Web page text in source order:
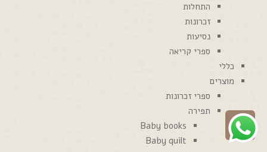
התחלות
זכרונות
נסיעות
ספרי קריאה
כללי
מוצרים
ספרי זכרונות
תפירה
Baby books
Baby quilt
גלילה
לראש